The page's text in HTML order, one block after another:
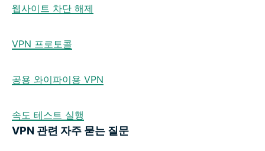
웹사이트 차단 해제
VPN 프로토콜
공용 와이파이용 VPN
속도 테스트 실행
VPN 관련 자주 묻는 질문